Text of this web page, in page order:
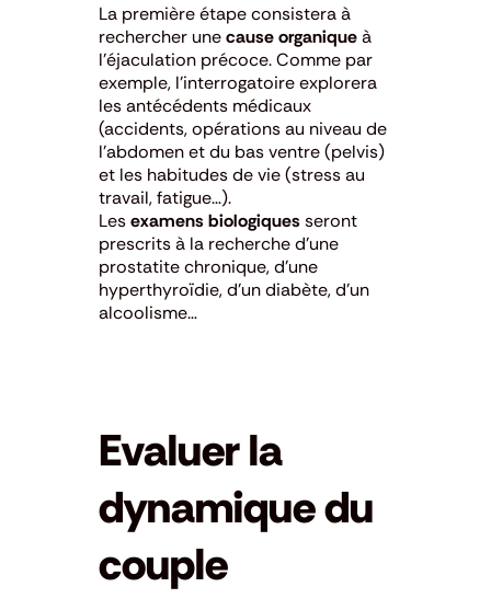
La première étape consistera à
rechercher unecause organiqueà
l’éjaculation précoce. Comme par
exemple, l’interrogatoire explorera
les antécédents médicaux
(accidents, opérations au niveau de
l’abdomen et du bas ventre (pelvis)
et les habitudes de vie (stress au
travail, fatigue…).
Lesexamens biologiques seront
prescrits à la recherche d’une
prostatite chronique, d’une
hyperthyroïdie, d’un diabète, d’un
alcoolisme…
Evaluer la
dynamique du
couple